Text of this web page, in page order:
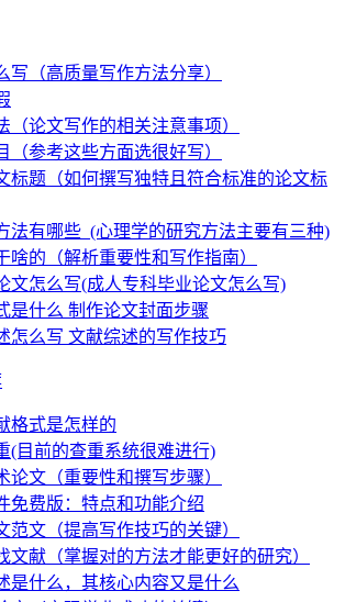
写（高质量写作方法分享）
（论文写作的相关注意事项）
（参考这些方面选很好写）
标题（如何撰写独特且符合标准的论文标
法有哪些_(心理学的研究方法主要有三种)
啥的（解析重要性和写作指南）
文怎么写(成人专科毕业论文怎么写)
是什么 制作论文封面步骤
怎么写 文献综述的写作技巧
格式是怎样的
(目前的查重系统很难进行)
论文（重要性和撰写步骤）
免费版：特点和功能介绍
范文（提高写作技巧的关键）
文献（掌握对的方法才能更好的研究）
是什么，其核心内容又是什么